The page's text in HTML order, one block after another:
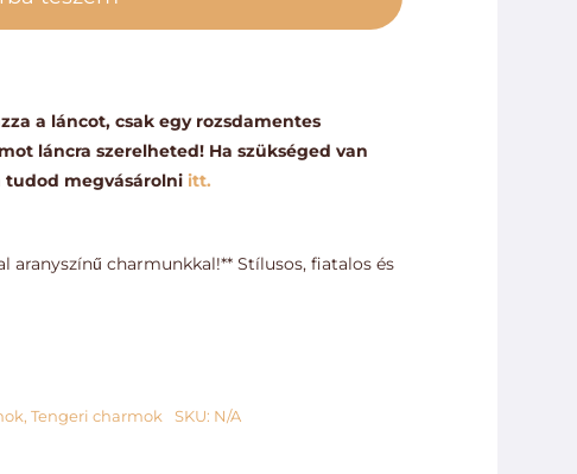
a láncot, csak egy rozsdamentes
láncra szerelheted! Ha szükséged van
tudod megvásárolni itt.
aranyszínű charmunkkal!** Stílusos, fiatalos és
, Tengeri charmok SKU: N/A